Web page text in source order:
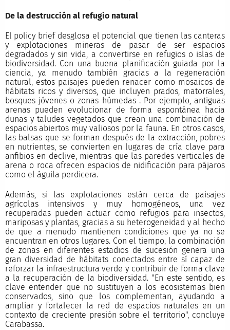
De la destrucción al refugio natural
El policy brief desglosa el potencial que tienen las canteras
y explotaciones mineras de pasar de ser espacios
degradados y sin vida, a convertirse en refugios o islas de
biodiversidad. Con una buena planificación guiada por la
ciencia, ya menudo también gracias a la regeneración
natural, estos paisajes pueden renacer como mosaicos de
hábitats ricos y diversos, que incluyen prados, matorrales,
bosques jóvenes o zonas húmedas . Por ejemplo, antiguas
arenas pueden evolucionar de forma espontánea hacia
dunas y taludes vegetados que crean una combinación de
espacios abiertos muy valiosos por la fauna. En otros casos,
las balsas que se forman después de la extracción, pobres
en nutrientes, se convierten en lugares de cría clave para
anfibios en declive, mientras que las paredes verticales de
arena o roca ofrecen espacios de nidificación para pájaros
como el águila perdicera.
Además, si las explotaciones están cerca de paisajes
agrícolas intensivos y muy homogéneos, una vez
recuperadas pueden actuar como refugios para insectos,
mariposas y plantas, gracias a su heterogeneidad y al hecho
de que a menudo mantienen condiciones que ya no se
encuentran en otros lugares. Con el tiempo, la combinación
de zonas en diferentes estadios de sucesión genera una
gran diversidad de hábitats conectados entre sí capaz de
reforzar la infraestructura verde y contribuir de forma clave
a la recuperación de la biodiversidad. "En este sentido, es
clave entender que no sustituyen a los ecosistemas bien
conservados, sino que los complementan, ayudando a
ampliar y fortalecer la red de espacios naturales en un
contexto de creciente presión sobre el territorio", concluye
Carabassa.